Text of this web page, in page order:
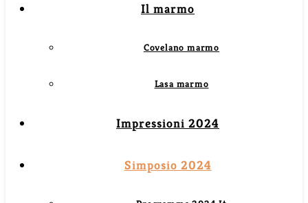
Il marmo
Covelano marmo
Lasa marmo
Impressioni 2024
Simposio 2024